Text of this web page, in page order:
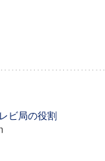
ビ局の役割